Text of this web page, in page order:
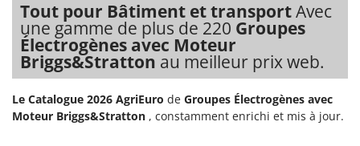
Tout pour Bâtiment et transportAvec
une gamme de plus de 220 Groupes
Électrogènes avec Moteur
Briggs&Stratton au meilleur prix web.
Le Catalogue 2026 AgriEuro de Groupes Électrogènes avec
Moteur Briggs&Stratton , constamment enrichi et mis à jour.